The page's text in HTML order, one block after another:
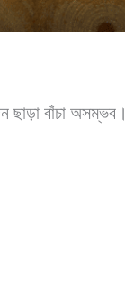
ছাড়া বাঁচা অসম্ভব।